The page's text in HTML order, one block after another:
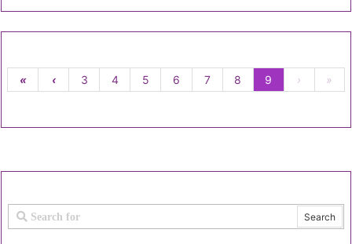
« ‹ 3 4 5 6 7 8 9 › »